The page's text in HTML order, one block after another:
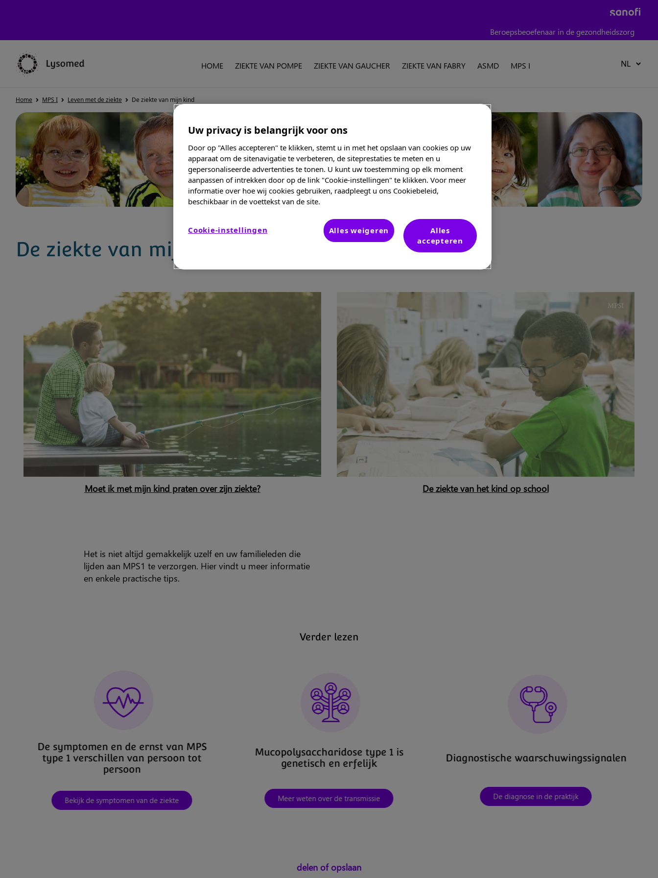
Beroepsbeoefenaar in de gezondheidszorg
HOME ZIEKTE VAN POMPE ZIEKTE VAN GAUCHER ZIEKTE VAN FABRY ASMD MPS I
Home MPS I Leven met de ziekte De ziekte van mijn kind
De ziekte van mijn kind
Moet ik met mijn kind praten over zijn ziekte? De ziekte van het kind op school
Het is niet altijd gemakkelijk uzelf en uw familieleden die
lijden aan MPS1 te verzorgen. Hier vindt u meer informatie
en enkele practische tips.
Verder lezen
De symptomen en de ernst van MPS
type 1 verschillen van persoon tot
persoon
Bekijk de symptomen van de ziekte
Mucopolysaccharidose type 1 is
genetisch en erfelijk
Meer weten over de transmissie
Diagnostische waarschuwingssignalen
De diagnose in de praktijk
delen of opslaan
Uw privacy is belangrijk voor ons
Door op "Alles accepteren" te klikken, stemt u in met het opslaan van cookies op uw
apparaat om de sitenavigatie te verbeteren, de siteprestaties te meten en u
gepersonaliseerde advertenties te tonen. U kunt uw toestemming op elk moment
aanpassen of intrekken door op de link "Cookie-instellingen" te klikken. Voor meer
informatie over hoe wij cookies gebruiken, raadpleegt u ons Cookiebeleid,
beschikbaar in de voettekst van de site.
Cookie-instellingen Alles weigeren
Alles
accepteren